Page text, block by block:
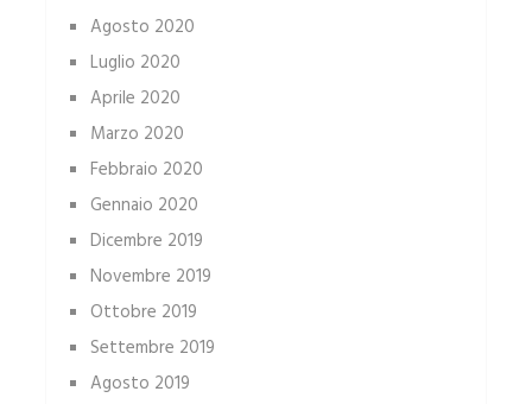
Agosto 2020
Luglio 2020
Aprile 2020
Marzo 2020
Febbraio 2020
Gennaio 2020
Dicembre 2019
Novembre 2019
Ottobre 2019
Settembre 2019
Agosto 2019